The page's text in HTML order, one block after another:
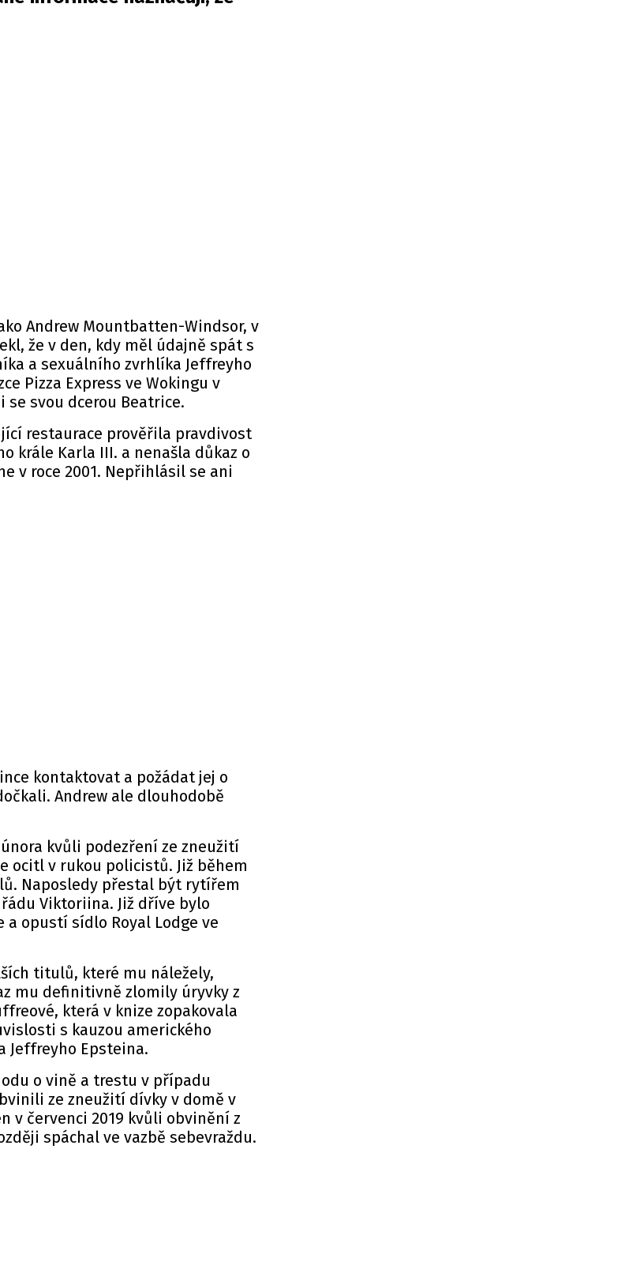
Andrew Mountbatten-Windsor, v
že v den, kdy měl údajně spát s
a sexuálního zvrhlíka Jeffreyho
Pizza Express ve Wokingu v
se svou dcerou Beatrice.
restaurace prověřila pravdivost
krále Karla III. a nenašla důkaz o
v roce 2001. Nepřihlásil se ani
kontaktovat a požádat jej o
Andrew ale dlouhodobě
kvůli podezření ze zneužití
ocitl v rukou policistů. Již během
Naposledy přestal být rytířem
Viktoriina. Již dříve bylo
opustí sídlo Royal Lodge ve
titulů, které mu náležely,
mu definitivně zlomily úryvky z
která v knize zopakovala
s kauzou amerického
Jeffreyho Epsteina.
o vině a trestu v případu
ze zneužití dívky v domě v
v červenci 2019 kvůli obvinění z
spáchal ve vazbě sebevraždu.